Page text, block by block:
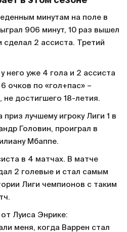
минутам на поле в
906 минут, 10 раз вышел
сделал 2 ассиста. Третий
него уже 4 гола и 2 ассиста
очков по «гол+пас» –
не достигшего 18-летия.
лучшему игроку Лиги 1 в
Головин, проиграл в
Мбаппе.
в 4 матчах. В матче
2 голевые и стал самым
Лиги чемпионов с таким
Луиса Энрике:
меня, когда Варрен стал